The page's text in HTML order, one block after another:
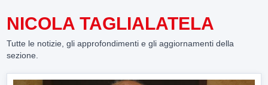
NICOLA TAGLIALATELA
Tutte le notizie, gli approfondimenti e gli aggiornamenti della
sezione.